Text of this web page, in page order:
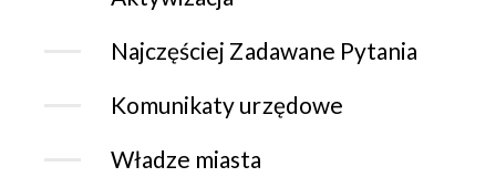
Najczęściej Zadawane Pytania
Komunikaty urzędowe
Władze miasta